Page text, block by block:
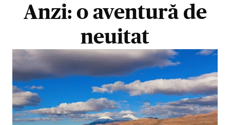
Anzi: o aventură de
neuitat